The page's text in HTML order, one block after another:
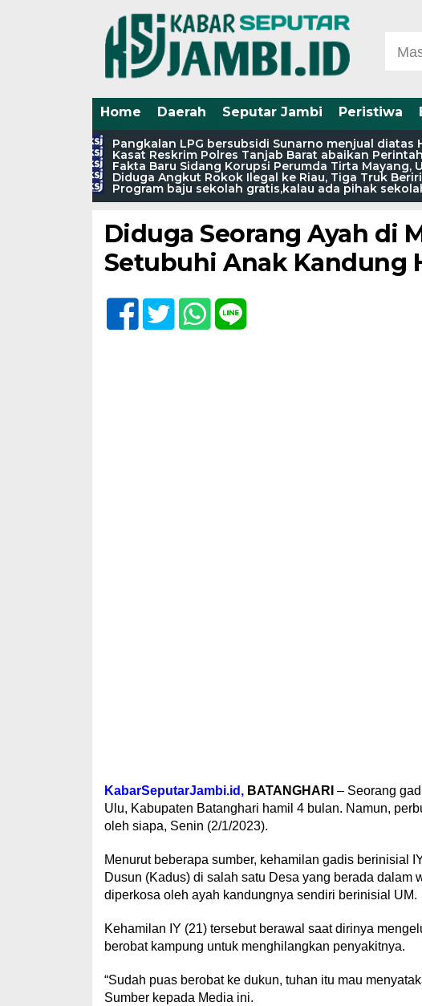
Home Daerah Seputar Jambi Peristiwa
Pangkalan LPG bersubsidi Sunarno menjual
Kasat Reskrim Polres Tanjab Barat abaikan
Fakta Baru Sidang Korupsi Perumda Tirta Mayang,
Diduga Angkut Rokok Ilegal ke Riau, Tiga Truk
Program baju sekolah gratis,kalau ada pihak
Home /Seputar Jambi
Senin, 2 Januari 2023 - 03:09 WIB
Diduga Seorang Ayah di
Setubuhi Anak Kandung
KabarSeputarJambi.id,BATANGHARI – Seorang
Ulu, Kabupaten Batanghari hamil 4 bulan. Namun,
oleh siapa, Senin (2/1/2023).
Menurut beberapa sumber, kehamilan gadis berinisial
Dusun (Kadus) di salah satu Desa yang berada
diperkosa oleh ayah kandungnya sendiri berinisial UM.
Kehamilan IY (21) tersebut berawal saat dirinya
berobat kampung untuk menghilangkan penyakitnya.
“Sudah puas berobat ke dukun, tuhan itu mau
Sumber kepada Media ini.